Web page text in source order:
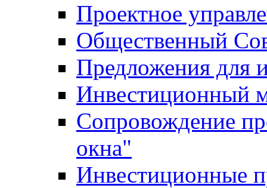
Проектное
Общественный
Предложения для
Инвестиционный
Сопровождение
окна"
Инвестиционные